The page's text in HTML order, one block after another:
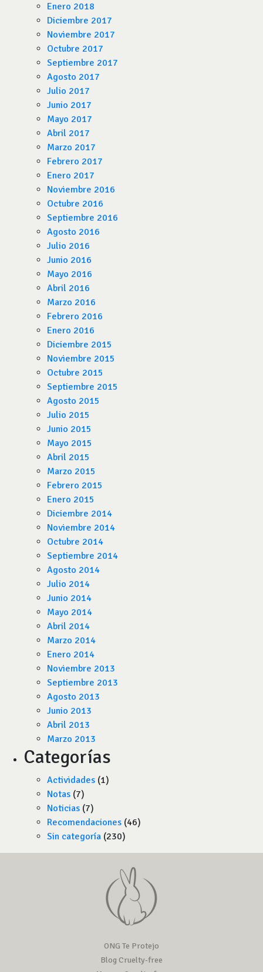
Enero 2018
Diciembre 2017
Noviembre 2017
Octubre 2017
Septiembre 2017
Agosto 2017
Julio 2017
Junio 2017
Mayo 2017
Abril 2017
Marzo 2017
Febrero 2017
Enero 2017
Noviembre 2016
Octubre 2016
Septiembre 2016
Agosto 2016
Julio 2016
Junio 2016
Mayo 2016
Abril 2016
Marzo 2016
Febrero 2016
Enero 2016
Diciembre 2015
Noviembre 2015
Octubre 2015
Septiembre 2015
Agosto 2015
Julio 2015
Junio 2015
Mayo 2015
Abril 2015
Marzo 2015
Febrero 2015
Enero 2015
Diciembre 2014
Noviembre 2014
Octubre 2014
Septiembre 2014
Agosto 2014
Julio 2014
Junio 2014
Mayo 2014
Abril 2014
Marzo 2014
Enero 2014
Noviembre 2013
Septiembre 2013
Agosto 2013
Junio 2013
Abril 2013
Marzo 2013
Categorías
Actividades (1)
Notas (7)
Noticias (7)
Recomendaciones (46)
Sin categoría (230)
ONG Te Protejo
Blog Cruelty-free